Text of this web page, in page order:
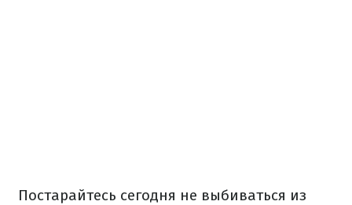
Постарайтесь сегодня не выбиваться из